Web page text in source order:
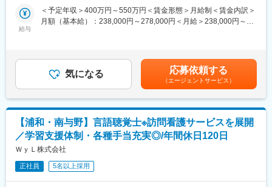
じんマスクのみならず、環境関連事業では、近年「KOACH」を中
心としたクリーン事業を立上げ、オープン空間にクリーンゾーン
安定感があり、力強く成長して行く企業を目指し、全社一丸とな
って取り組んでいます。
変更の範囲：会社の定める業務
いただき、その後、医事科幹部候補として管理者を目指していた
だくキャリアパスの採用枠となります。
＊医事科の運営管理
＊医事科マネジメント
＊医療事務業務(受付対応、会計業務、電話対応等）
＊一般事務業務(書類作成、敷地内掲示の作成等)
＊送迎業務(訪問診療時の医師・看護師の送迎)
＊庶務業務(備品の管理、環境整備等)
＊その他、医療サービスを高めたり、法人全体に関わる業務 等
まずは、上記の医事科業務を一通りご経験いただき、ゆくゆくは
医事科全体のマネジメントからクリニック全体を管理する幹部候
給与
＜予定年収＞400万円～550万円＜賃金形態＞月給制＜賃金内訳＞
月額（基本給）：238,000円～278,000円＜月給＞238,000円～
(月額)は固定手当を含めた表記です。
気になる 応募依頼する
（エージェントサービス）
【浦和・南与野】言語聴覚士※訪問看護サービスを展開
／学習支援体制・各種手当充実◎/年間休日120日
ＷｙＬ株式会社
正社員 5名以上採用